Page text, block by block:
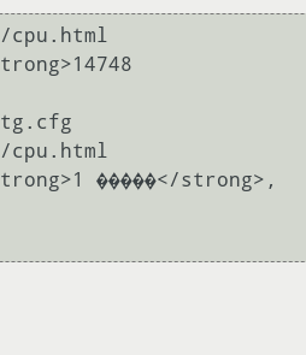
�����</strong>,